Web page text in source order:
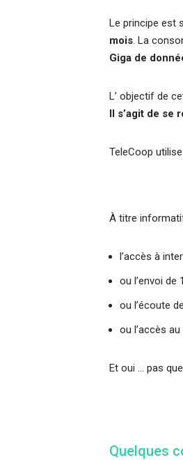
Le principe est
mois. La
Giga de
L’ objectif de
Il s’agit de se
TeleCoop
À titre
l’accès à
ou l’envoi
ou l’écoute
ou l’accès
Et oui … pas
Quelques